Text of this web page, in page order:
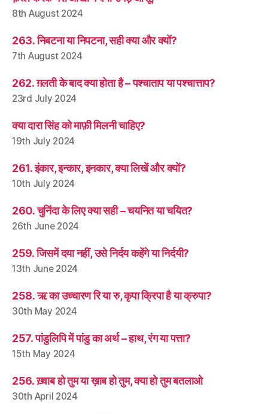
8th August 2024
263. निबटना या निपटना, सही क्या और क्यों?
7th August 2024
262. ग़लती के बाद क्या होता है – पश्चाताप या पश्चात्ताप?
23rd July 2024
क्या दारा सिंह को माफ़ी मिलनी चाहिए?
19th July 2024
261. इंकार, इन्कार, इनकार, क्या लिखें और क्यों?
10th July 2024
260. चुनिंदा के लिए क्या सही – चयनित या चयित?
26th June 2024
259. जिसमें दया नहीं, उसे निर्दय कहेंगे या निर्दयी?
13th June 2024
258. ऋ का उच्चारण रि या रु, कृपा क्रिपा है या क्रुपा?
30th May 2024
257. पांडुलिपि में पांडु का अर्थ – हाथ, रंग या पत्ता?
15th May 2024
256. ख़्वाब हो तुम या ख़ाब हो तुम, क्या हो तुम बतलाओ
30th April 2024